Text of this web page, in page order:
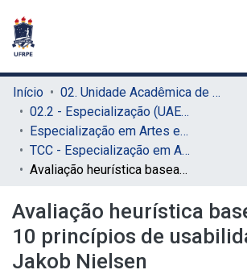
Início
02. Unidade Acadêmica de Educação a Distância e Tecnologia (UAEADTec)
02.2 - Especialização (UAEADTec)
Especialização em Artes e Tecnologia (UAEADTec)
TCC - Especialização em Artes e Tecnologia (UAEADTec)
Avaliação heurística baseada nos 10 princípios de usabilidade de Jakob Nielsen
Avaliação heurística
10 princípios de
Jakob Nielsen